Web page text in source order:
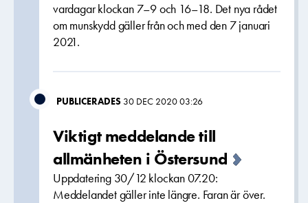
vardagar klockan 7–9 och 16–18. Det nya rådet
om munskydd gäller från och med den 7 januari
2021.
PUBLICERADES 30 DEC 2020 03:26
Viktigt meddelande till
allmänheten i Östersund
Uppdatering 30/12 klockan 07.20:
Meddelandet gäller inte längre. Faran är över.